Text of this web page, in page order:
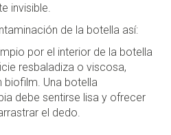
invisible.
de la botella así:
por el interior de la botella
resbaladiza o viscosa,
Una botella
debe sentirse lisa y ofrecer
el dedo.